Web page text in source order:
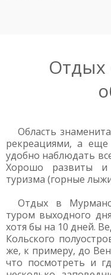
Отдых
Область
рекреациями, а
удобно наблюдать
Хорошо развиты и
туризма (горные
Отдых в
туром выходного
хотя бы на 10 дней.
Кольского
же, к примеру, до
что посмотреть и